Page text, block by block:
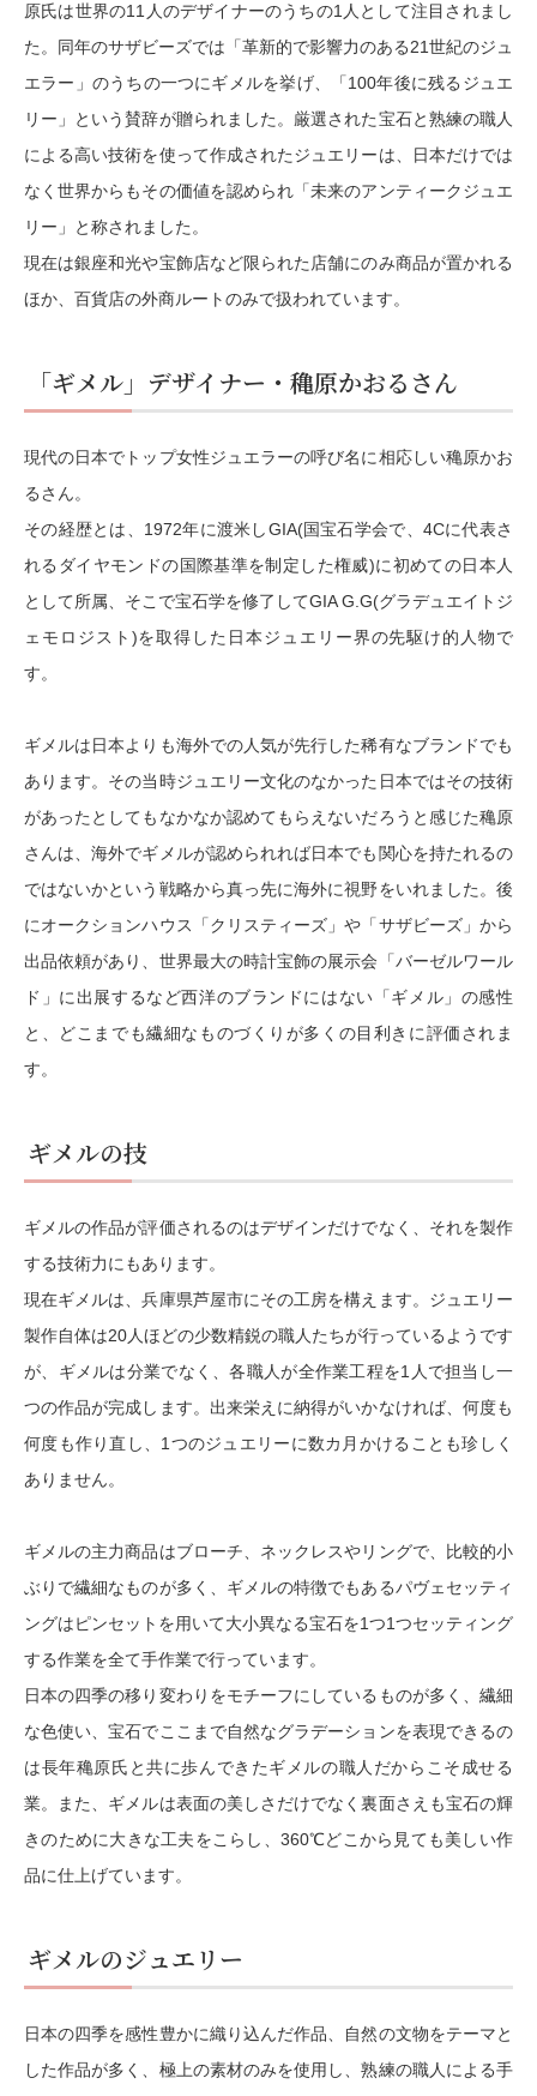
原氏は世界の11人のデザイナーのうちの1人として注目されまし
た。同年のサザビーズでは「革新的で影響力のある21世紀のジュ
エラー」のうちの一つにギメルを挙げ、「100年後に残るジュエ
リー」という賛辞が贈られました。厳選された宝石と熟練の職人
による高い技術を使って作成されたジュエリーは、日本だけでは
なく世界からもその価値を認められ「未来のアンティークジュエ
リー」と称されました。
現在は銀座和光や宝飾店など限られた店舗にのみ商品が置かれる
ほか、百貨店の外商ルートのみで扱われています。
「ギメル」デザイナー・穐原かおるさん
現代の日本でトップ女性ジュエラーの呼び名に相応しい穐原かお
るさん。
その経歴とは、1972年に渡米しGIA(国宝石学会で、4Cに代表さ
れるダイヤモンドの国際基準を制定した権威)に初めての日本人
として所属、そこで宝石学を修了してGIA G.G(グラデュエイトジ
ェモロジスト)を取得した日本ジュエリー界の先駆け的人物で
す。
ギメルは日本よりも海外での人気が先行した稀有なブランドでも
あります。その当時ジュエリー文化のなかった日本ではその技術
があったとしてもなかなか認めてもらえないだろうと感じた穐原
さんは、海外でギメルが認められれば日本でも関心を持たれるの
ではないかという戦略から真っ先に海外に視野をいれました。後
にオークションハウス「クリスティーズ」や「サザビーズ」から
出品依頼があり、世界最大の時計宝飾の展示会「バーゼルワール
ド」に出展するなど西洋のブランドにはない「ギメル」の感性
と、どこまでも繊細なものづくりが多くの目利きに評価されま
す。
ギメルの技
ギメルの作品が評価されるのはデザインだけでなく、それを製作
する技術力にもあります。
現在ギメルは、兵庫県芦屋市にその工房を構えます。ジュエリー
製作自体は20人ほどの少数精鋭の職人たちが行っているようです
が、ギメルは分業でなく、各職人が全作業工程を1人で担当し一
つの作品が完成します。出来栄えに納得がいかなければ、何度も
何度も作り直し、1つのジュエリーに数カ月かけることも珍しく
ありません。
ギメルの主力商品はブローチ、ネックレスやリングで、比較的小
ぶりで繊細なものが多く、ギメルの特徴でもあるパヴェセッティ
ングはピンセットを用いて大小異なる宝石を1つ1つセッティング
する作業を全て手作業で行っています。
日本の四季の移り変わりをモチーフにしているものが多く、繊細
な色使い、宝石でここまで自然なグラデーションを表現できるの
は長年穐原氏と共に歩んできたギメルの職人だからこそ成せる
業。また、ギメルは表面の美しさだけでなく裏面さえも宝石の輝
きのために大きな工夫をこらし、360℃どこから見ても美しい作
品に仕上げています。
ギメルのジュエリー
日本の四季を感性豊かに織り込んだ作品、自然の文物をテーマと
した作品が多く、極上の素材のみを使用し、熟練の職人による手